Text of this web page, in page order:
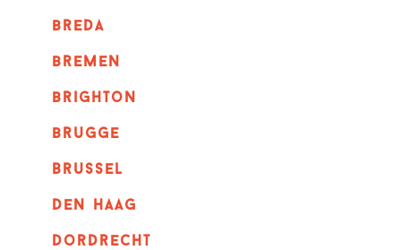
breda
bremen
brighton
brugge
Brussel
Den haag
dordrecht